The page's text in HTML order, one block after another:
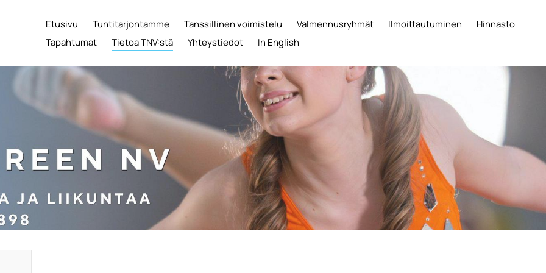
Etusivu Tuntitarjontamme Tanssillinen voimistelu Valmennusryhmät Ilmoittautuminen
Hinnasto
Tapahtumat
Tietoa TNV:stä Yhteystiedot In English